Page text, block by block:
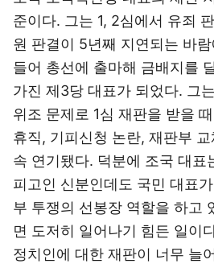
준이다. 그는 1, 2심에서 유죄
원 판결이 5년째 지연되는 바
들어 총선에 출마해 금배지를
가진 제3당 대표가 되었다. 그
위조 문제로 1심 재판을 받을
휴직, 기피신청 논란, 재판부
속 연기됐다. 덕분에 조국 대표
피고인 신분인데도 국민 대표
부 투쟁의 선봉장 역할을 하고
면 도저히 일어나기 힘든 일이
정치인에 대한 재판이 너무 늘